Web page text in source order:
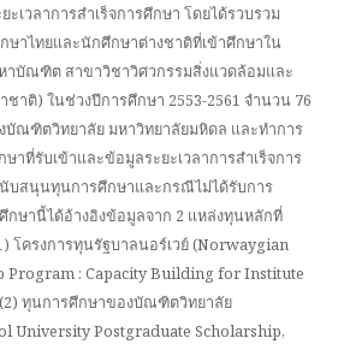
เวลาการสำเร็จการศึกษา โดยได้รวบรวม
าไทยและนักศึกษาต่างชาติที่เข้าศึกษาใน
าบัณฑิต สาขาวิชาวิศวกรรมสิ่งแวดล้อมและ
าติ) ในช่วงปีการศึกษา 2553-2561 จำนวน 76
ณฑิตวิทยาลัย มหาวิทยาลัยมหิดล และทำการ
าที่รับเข้าและข้อมูลระยะเวลาการสำเร็จการ
บสนุนทุนการศึกษาและกรณีไม่ได้รับการ
ษานี้ได้อ้างอิงข้อมูลจาก 2 แหล่งทุนหลักที่
โครงการทุนรัฐบาลนอร์เวย์ (Norwaygian
Program : Capacity Building for Institute
ทุนการศึกษาของบัณฑิตวิทยาลัย
University Postgraduate Scholarship,